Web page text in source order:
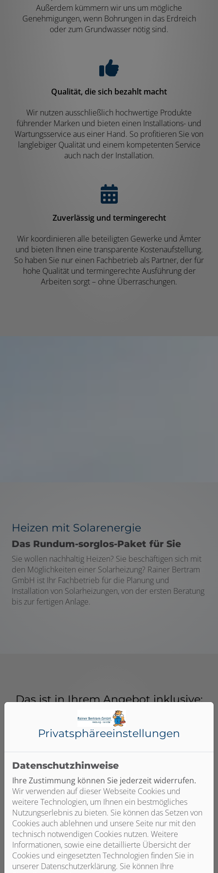
Außerdem kümmern wir uns um mögliche
Genehmigungen, wenn Bohrungen in das Erdreich
oder zum Grundwasser nötig sind.
Qualität, die sich bezahlt macht
Wir nutzen ausschließlich hochwertige Produkte
führender Marken und bieten einen Installations- und
Wartungsservice aus einer Hand. So profitieren Sie von
langlebiger Qualität und einem kompetenten Service
auch nach der Installation.
Zuverlässig und termingerecht
Wir koordinieren alle beteiligten Gewerke und Ämter
und bieten Ihnen eine transparente Kostenaufstellung.
So haben Sie nur einen Fachbetrieb als Partner, der für
hohe Qualität und termingerechte Ausführung der
Arbeiten sorgt – ohne Überraschungen.
Heizen mit Solarenergie
Das Rundum-sorglos-Paket für Sie
Sie wollen nachhaltig Heizen? Sie beschäftigen sich mit
den Möglichkeiten einer Solarheizung? Rainer Bertram
GmbH ist Ihr Fachbetrieb für die Planung und
Installation von Solarheizungen, von der ersten Beratung
bis zur fertigen Anlage.
Das ist in Ihrem Angebot inklusive:
Umfassende Beratung und Planung
Eine solarthermische Anlage allein reicht nicht aus –
sie sollte immer mit einer Heizungsanlage kombiniert
werden, die an weniger sonnigen Tagen den
Energiebedarf decken kann. Wir beraten Sie zu Ihren
Kombinationsmöglichkeiten mit Öl-, Gas- und
Holzpelletheizungen und planen Ihre Neuinstallation
oder Integration in vorhandene Heizungsanlagen.
Privatsphäre­einstellungen
Datenschutzhinweise
Ihre Zustimmung können Sie jederzeit widerrufen.
Wir verwenden auf dieser Webseite Cookies und
weitere Technologien, um Ihnen ein bestmögliches
Nutzungserlebnis zu bieten. Sie können das Setzen von
Cookies auch ablehnen und unsere Seite nur mit den
technisch notwendigen Cookies nutzen. Weitere
Informationen, sowie eine detaillierte Übersicht der
Cookies und eingesetzten Technologien finden Sie in
unserer Datenschutzerklärung. Sie können Ihre